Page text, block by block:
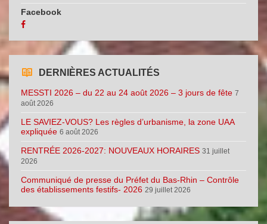
Facebook
DERNIÈRES ACTUALITÉS
MESSTI 2026 – du 22 au 24 août 2026 – 3 jours de fête 7
août 2026
LE SAVIEZ-VOUS? Les règles d’urbanisme, la zone UAA
expliquée 6 août 2026
RENTRÉE 2026-2027: NOUVEAUX HORAIRES 31 juillet
2026
Communiqué de presse du Préfet du Bas-Rhin – Contrôle
des établissements festifs- 2026 29 juillet 2026